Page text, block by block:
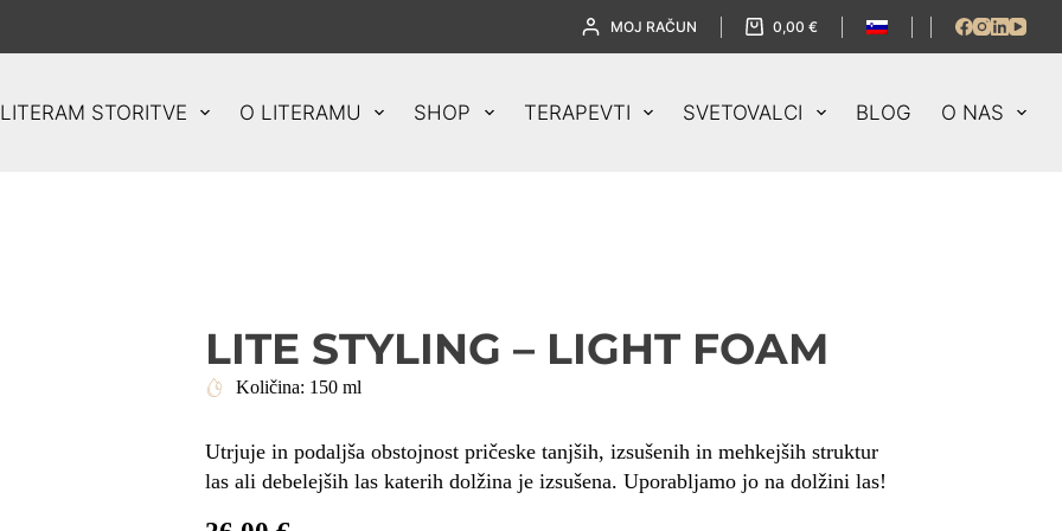
MOJ RAČUN 0,00 €
LITERAM STORITVE O LITERAMU SHOP TERAPEVTI SVETOVALCI BLOG O NAS
LITE STYLING – LIGHT FOAM
Količina: 150 ml
Utrjuje in podaljša obstojnost pričeske tanjših, izsušenih in mehkejših struktur
las ali debelejših las katerih dolžina je izsušena. Uporabljamo jo na dolžini las!